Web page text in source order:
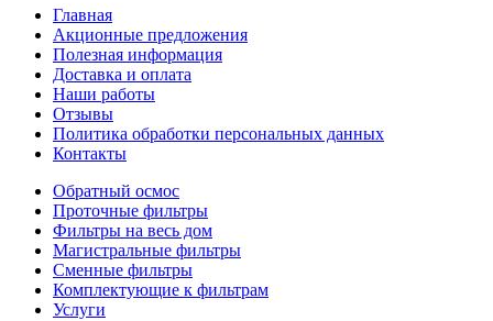
Главная
Акционные предложения
Полезная информация
Доставка и оплата
Наши работы
Отзывы
Политика обработки персональных данных
Контакты
Обратный осмос
Проточные фильтры
Фильтры на весь дом
Магистральные фильтры
Сменные фильтры
Комплектующие к фильтрам
Услуги